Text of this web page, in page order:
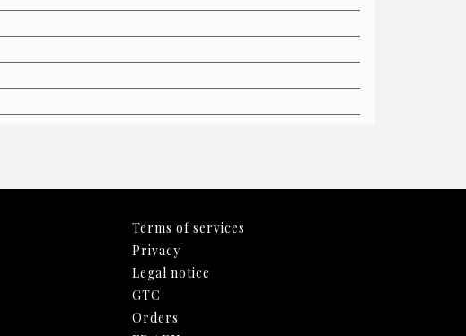
Terms of services
Privacy
Legal notice
GTC
Orders